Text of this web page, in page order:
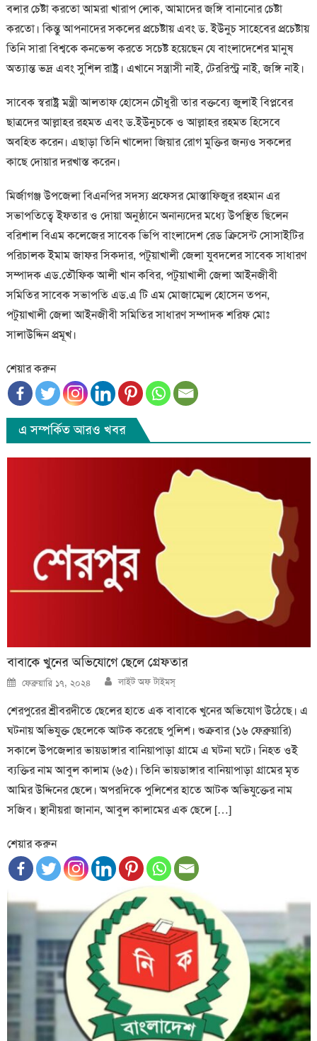
বলার চেষ্টা করতো আমরা খারাপ লোক, আমাদের জঙ্গি বানানোর চেষ্টা
করতো। কিন্তু আপনাদের সকলের প্রচেষ্টায় এবং ড. ইউনুচ সাহেবের প্রচেষ্টায়
তিনি সারা বিশ্বকে কনভেন্স করতে সচেষ্ট হয়েছেন যে বাংলাদেশের মানুষ
অত্যান্ত ভদ্র এবং সুশিল রাষ্ট্র। এখানে সন্ত্রাসী নাই, টেররিস্ট্র নাই, জঙ্গি নাই।
সাবেক স্বরাষ্ট্র মন্ত্রী আলতাফ হোসেন চৌধুরী তার বক্তব্যে জুলাই বিপ্লবের
ছাত্রদের আল্লাহর রহমত এবং ড.ইউনুচকে ও আল্লাহর রহমত হিসেবে
অবহিত করেন। এছাড়া তিনি খালেদা জিয়ার রোগ মুক্তির জন্যও সকলের
কাছে দোয়ার দরখাস্ত করেন।
মির্জাগঞ্জ উপজেলা বিএনপির সদস্য প্রফেসর মোস্তাফিজুর রহমান এর
সভাপতিত্বে ইফতার ও দোয়া অনুষ্ঠানে অনান্যদের মধ্যে উপস্থিত ছিলেন
বরিশাল বিএম কলেজের সাবেক ভিপি বাংলাদেশ রেড ক্রিসেন্ট সোসাইটির
পরিচালক ইমাম জাফর সিকদার, পটুয়াখালী জেলা যুবদলের সাবেক সাধারণ
সম্পাদক এড.তৌফিক আলী খান কবির, পটুয়াখালী জেলা আইনজীবী
সমিতির সাবেক সভাপতি এড.এ টি এম মোজাম্মেল হোসেন তপন,
পটুয়াখালী জেলা আইনজীবী সমিতির সাধারণ সম্পাদক শরিফ মোঃ
সালাউদ্দিন প্রমূখ।
শেয়ার করুন
এ সম্পর্কিত আরও খবর
বাবাকে খুনের অভিযোগে ছেলে গ্রেফতার
Posted
on
ফেব্রুয়ারি ১৭, ২০২৪ Author
লাইট অফ টাইমস্
শেরপুরের শ্রীবরদীতে ছেলের হাতে এক বাবাকে খুনের অভিযোগ উঠেছে। এ
ঘটনায় অভিযুক্ত ছেলেকে আটক করেছে পুলিশ। শুক্রবার (১৬ ফেব্রুয়ারি)
সকালে উপজেলার ভায়ডাঙ্গার বানিয়াপাড়া গ্রামে এ ঘটনা ঘটে। নিহত ওই
ব্যক্তির নাম আবুল কালাম (৬৫)। তিনি ভায়ডাঙ্গার বানিয়াপাড়া গ্রামের মৃত
আমির উদ্দিনের ছেলে। অপরদিকে পুলিশের হাতে আটক অভিযুক্তের নাম
সজিব। স্থানীয়রা জানান, আবুল কালামের এক ছেলে […]
শেয়ার করুন